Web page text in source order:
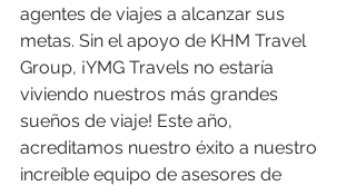
agentes de viajes a alcanzar sus
metas. Sin el apoyo de KHM Travel
Group, ¡YMG Travels no estaría
viviendo nuestros más grandes
sueños de viaje! Este año,
acreditamos nuestro éxito a nuestro
increíble equipo de asesores de